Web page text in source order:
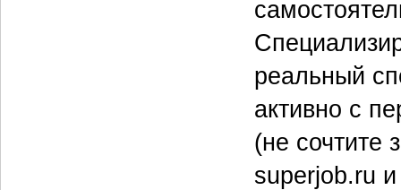
реальный
активно с
(не сочтите
superjob.ru